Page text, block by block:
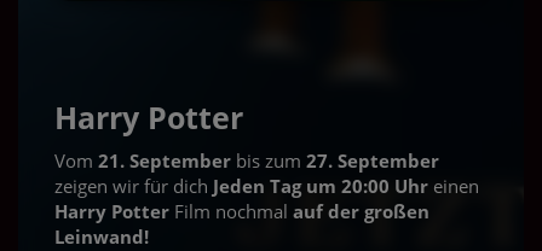
Harry Potter
Vom 21. September bis zum 27. September
zeigen wir für dich Jeden Tag um 20:00 Uhr einen
Harry Potter Film nochmal auf der großen
Leinwand!